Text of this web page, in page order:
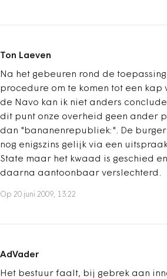
Ton Laeven
Na het gebeuren rond de
procedure om te komen tot een kap
de Navo kan ik niet anders
dit punt onze overheid geen ander
dan "bananenrepubliek:". De
nog enigszins gelijk via een
State maar het kwaad is geschied
daarna aantoonbaar verslechterd.
Op 20 juni 2009, 13:22
AdVader
Het bestuur faalt, bij gebrek aan